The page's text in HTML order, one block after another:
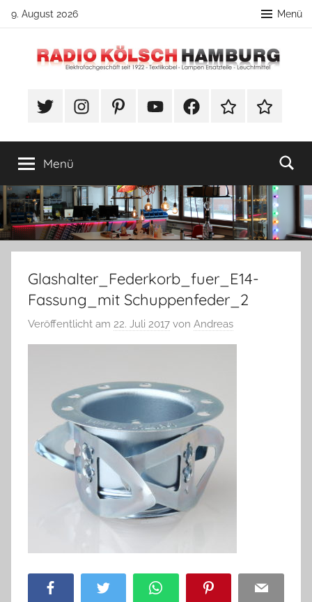
Zum
springen
9. August 2026 Menü
Radio
Hamburg
Lampenbau
#TwitterInstagramPinterestYouTubeFacebookTikTok Webshop
Menü
Glashalter_Federkorb_fuer_E14-
Fassung_mit Schuppenfeder_2
Veröffentlicht am 22. Juli 2017 von Andreas
Facebook Twitter WhatsApp Pinterest Email